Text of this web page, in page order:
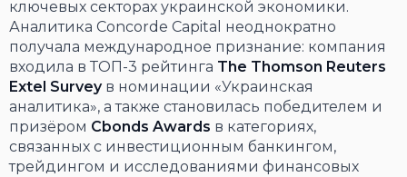
ключевых секторах украинской экономики.
Аналитика Concorde Capital неоднократно
получала международное признание: компания
входила в ТОП-3 рейтинга The Thomson Reuters
Extel Surveyв номинации «Украинская
аналитика», а также становилась победителем и
призёром Cbonds Awards в категориях,
связанных с инвестиционным банкингом,
трейдингом и исследованиями финансовых